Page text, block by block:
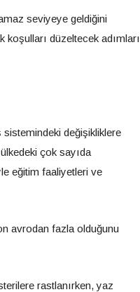
seviyeye geldiğini
düzeltecek adımları
değişikliklere
çok sayıda
eğitim faaliyetleri ve
avrodan fazla olduğunu
rastlanırken, yaz